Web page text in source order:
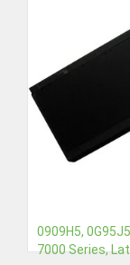
0909H5,
7000 Series,